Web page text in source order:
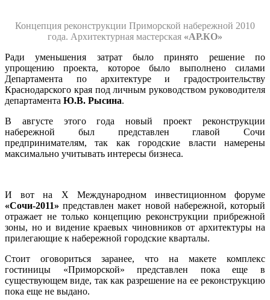
Концепция реконструкции Приморской набережной 2010
года. Архитектурная мастерская «АР.КО»
Ради уменьшения затрат было принято решение по
упрощению проекта, которое было выполнено силами
Департамента по архитектуре и градостроительству
Краснодарского края под личным руководством руководителя
департамента Ю.В. Рысина.
В августе этого года новый проект реконструкции
набережной был представлен главой Сочи
предпринимателям, так как городские власти намерены
максимально учитывать интересы бизнеса.
И вот на X Международном инвестиционном форуме
«Сочи-2011» представлен макет новой набережной, который
отражает не только концепцию реконструкции прибрежной
зоны, но и видение краевых чиновников от архитектуры на
прилегающие к набережной городские кварталы.
Стоит оговориться заранее, что на макете комплекс
гостиницы «Приморской» представлен пока еще в
существующем виде, так как разрешение на ее реконструкцию
пока еще не выдано.